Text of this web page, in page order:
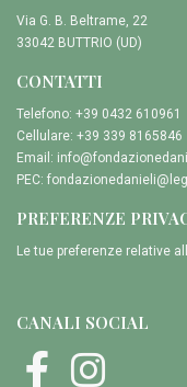
Via G. B. Beltrame, 22
33042 BUTTRIO (UD)
CONTATTI
Telefono: +39 0432 610961
Cellulare: +39 339 8165846
Email:
PEC:
PREFERENZE
Le tue preferenze relative
CANALI SOCIAL